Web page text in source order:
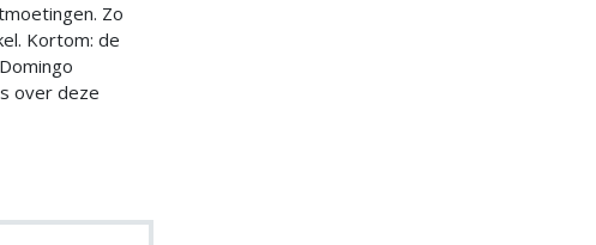
Zo
Kortom: de
over deze